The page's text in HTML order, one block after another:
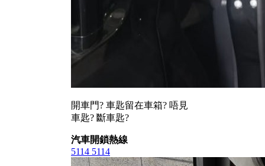
開車門? 車匙留在車箱? 唔見
車匙? 斷車匙?
汽車開鎖熱線
5114 5114